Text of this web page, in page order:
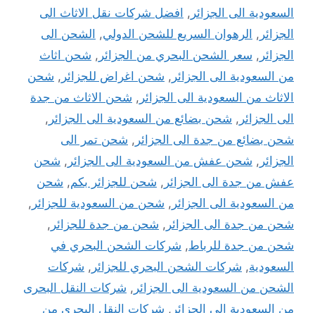
السعودية الى الجزائر , افضل شركات نقل الاثاث الى
الجزائر , الرهوان السريع للشحن الدولي, الشحن الى
الجزائر , سعر الشحن البحري من الجزائر , شحن اثاث
من السعودية الى الجزائر , شحن اغراض للجزائر , شحن
الاثاث من السعودية الى الجزائر , شحن الاثاث من جدة
الى الجزائر , شحن بضائع من السعودية الى الجزائر ,
شحن بضائع من جدة الى الجزائر , شحن تمر الى
الجزائر , شحن عفش من السعودية الى الجزائر , شحن
عفش من جدة الى الجزائر , شحن للجزائر بكم, شحن
من السعودية الى الجزائر , شحن من السعودية للجزائر ,
شحن من جدة الى الجزائر , شحن من جدة للجزائر ,
شحن من جدة للرباط, شركات الشحن البحري في
السعودية, شركات الشحن البحري للجزائر , شركات
الشحن من السعودية الى الجزائر , شركات النقل البحرى
من السعودية الى الجزائر , شركات النقل البحرى من